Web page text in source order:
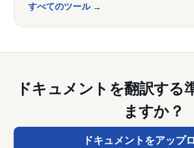
すべてのツール →
ドキュメントを翻訳する
ますか？
ドキュメントをアップ